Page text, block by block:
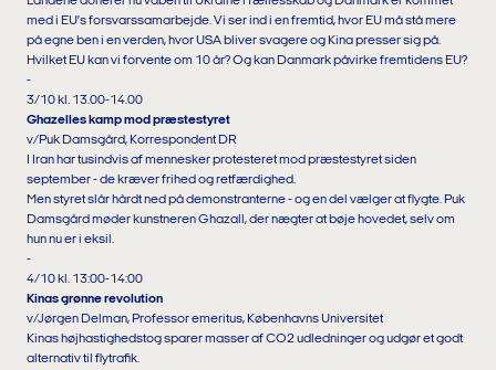
med i EU’s forsvarssamarbejde. Vi ser ind i en fremtid, hvor EU må stå mere
på egne ben i en verden, hvor USA bliver svagere og Kina presser sig på.
Hvilket EU kan vi forvente om 10 år? Og kan Danmark påvirke fremtidens EU?
-
3/10 kl. 13.00-14.00
Ghazelles kamp mod præstestyret
v/Puk Damsgård, Korrespondent DR
I Iran har tusindvis af mennesker protesteret mod præstestyret siden
september - de kræver frihed og retfærdighed.
Men styret slår hårdt ned på demonstranterne - og en del vælger at flygte. Puk
Damsgård møder kunstneren Ghazall, der nægter at bøje hovedet, selv om
hun nu er i eksil.
-
4/10 kl. 13:00-14:00
Kinas grønne revolution
v/Jørgen Delman, Professor emeritus, Københavns Universitet
Kinas højhastighedstog sparer masser af CO2 udledninger og udgør et godt
alternativ til flytrafik.